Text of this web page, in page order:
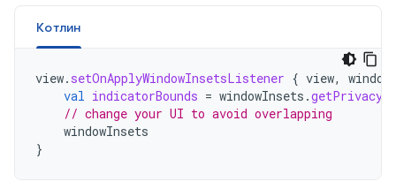
Котлин
view. setOnApplyWindowInsetsListener { view,
val indicatorBounds = windowInsets .
// change your UI to avoid overlapping
windowInsets
}